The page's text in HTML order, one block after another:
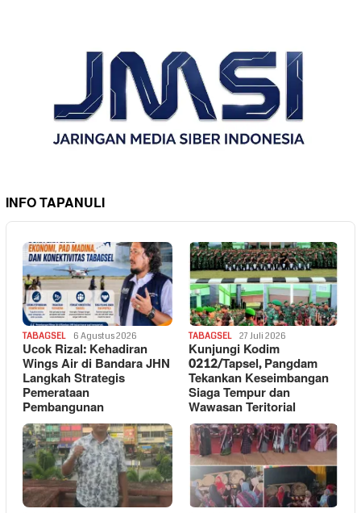
INFO TAPANULI
TABAGSEL 6 Agustus 2026
Ucok Rizal: Kehadiran
Wings Air di Bandara JHN
Langkah Strategis
Pemerataan
Pembangunan
TABAGSEL 27 Juli 2026
Kunjungi Kodim
0212/Tapsel, Pangdam
Tekankan Keseimbangan
Siaga Tempur dan
Wawasan Teritorial